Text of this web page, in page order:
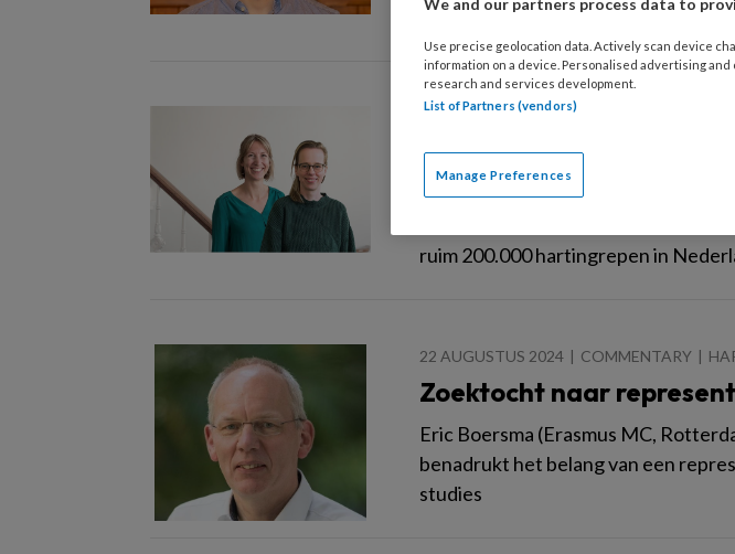
27 JANUARI 2026 ONDERZOEK
Hartinterventies onder
Hoe is de overleving na een
daarna? Lineke Derks en Maaike
ruim 200.000 hartingrepen in
22 AUGUSTUS 2024 COMMENTARY
Zoektocht naar
Eric Boersma (Erasmus MC,
benadrukt het belang van een
studies
Use precise geolocation data. Actively scan device
information on a device. Personalised advertising
research and services development.
List of Partners (vendors)
Manage Preferences